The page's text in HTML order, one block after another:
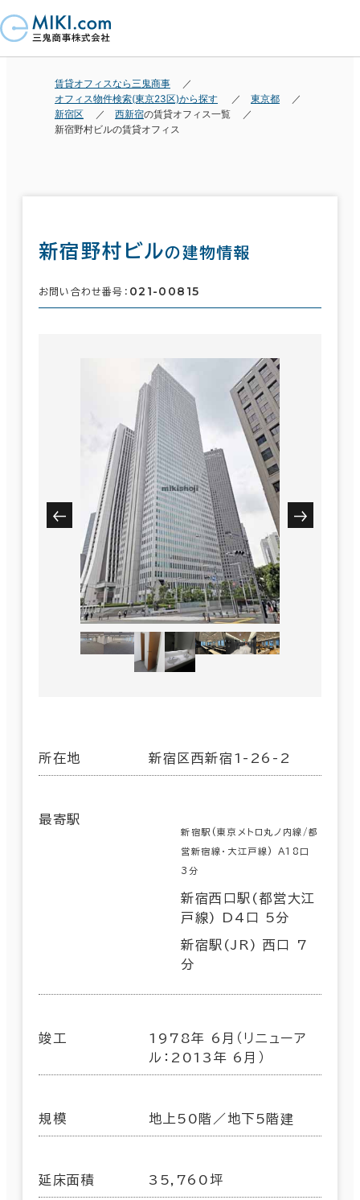
賃貸オフィスなら三鬼商事
オフィス物件検索(東京23区)から探す
東京都
新宿区
西新宿の賃貸オフィス一覧
新宿野村ビルの賃貸オフィス
新宿野村ビルの建物情報
お問い合わせ番号： 021-00815
所在地 新宿区西新宿1-26-2
最寄駅
新宿駅(東京メトロ丸ノ内線/都
営新宿線･大江戸線) A18口
3分
新宿西口駅(都営大江
戸線) D4口 5分
新宿駅(JR) 西口 7
分
竣工
1978年 6月（リニューア
ル：2013年 6月）
規模 地上50階／地下5階建
延床面積 35,760坪